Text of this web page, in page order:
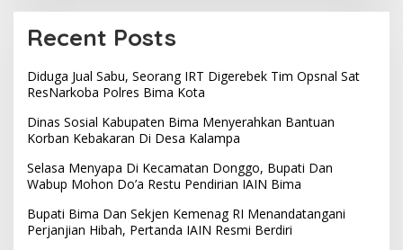
Recent Posts
Diduga Jual Sabu, Seorang IRT Digerebek Tim Opsnal Sat
ResNarkoba Polres Bima Kota
Dinas Sosial Kabupaten Bima Menyerahkan Bantuan
Korban Kebakaran Di Desa Kalampa
Selasa Menyapa Di Kecamatan Donggo, Bupati Dan
Wabup Mohon Do’a Restu Pendirian IAIN Bima
Bupati Bima Dan Sekjen Kemenag RI Menandatangani
Perjanjian Hibah, Pertanda IAIN Resmi Berdiri